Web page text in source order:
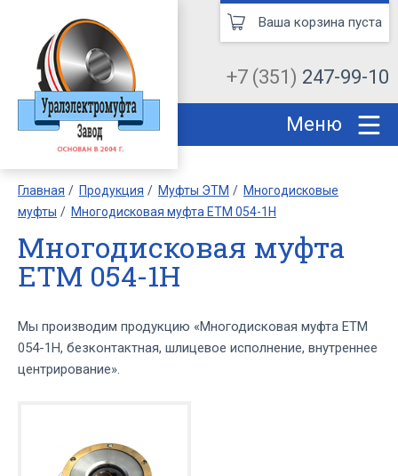
+7 (351) 247-99-10
Ваша корзина пуста
Меню
Главная Продукция Муфты ЭТМ
Многодисковые
муфты
Многодисковая муфта ЕТМ 054-1Н
Многодисковая муфта
ЕТМ 054-1Н
Мы производим продукцию «Многодисковая муфта ЕТМ
054-1Н, безконтактная, шлицевое исполнение, внутреннее
центрирование».